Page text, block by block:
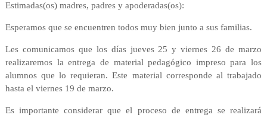
Estimadas(os) madres, padres y apoderadas(os):
Esperamos que se encuentren todos muy bien junto a sus familias.
Les comunicamos que los días jueves 25 y viernes 26 de marzo
realizaremos la entrega de material pedagógico impreso para los
alumnos que lo requieran. Este material corresponde altrabajado
hasta el viernes 19 de marzo.
Es importante considerar que el proceso de entrega se realizará